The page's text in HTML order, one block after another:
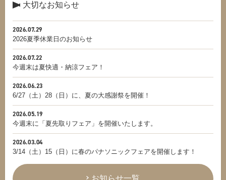
大切なお知らせ
2026.07.29
2026夏季休業日のお知らせ
2026.07.22
今週末は夏快適・納涼フェア！
2026.06.23
6/27（土）28（日）に、夏の大感謝祭を開催！
2026.05.19
今週末に「夏先取りフェア」を開催いたします。
2026.03.04
3/14（土）15（日）に春のパナソニックフェアを開催します！
お知らせ一覧